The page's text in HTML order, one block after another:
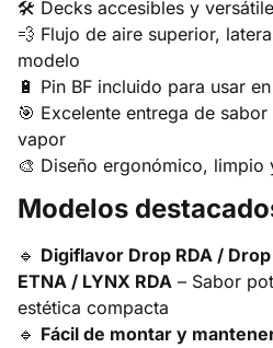
🛠️ Decks accesibles y
💨 Flujo de aire superior,
modelo
🔋 Pin BF incluido para usar
🎯 Excelente entrega de
vapor
🎨 Diseño ergonómico, limpio
Modelos
🔹 Digiflavor Drop RDA /
ETNA / LYNX RDA – Sabor
estética compacta
🔹 Fácil de montar y